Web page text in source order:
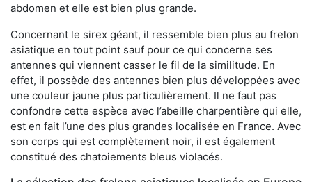
abdomen et elle est bien plus grande.
Concernant le sirex géant, il ressemble bien plus au frelon
asiatique en tout point sauf pour ce qui concerne ses
antennes qui viennent casser le fil de la similitude. En
effet, il possède des antennes bien plus développées avec
une couleur jaune plus particulièrement. Il ne faut pas
confondre cette espèce avec l’abeille charpentière qui elle,
est en fait l’une des plus grandes localisée en France. Avec
son corps qui est complètement noir, il est également
constitué des chatoiements bleus violacés.